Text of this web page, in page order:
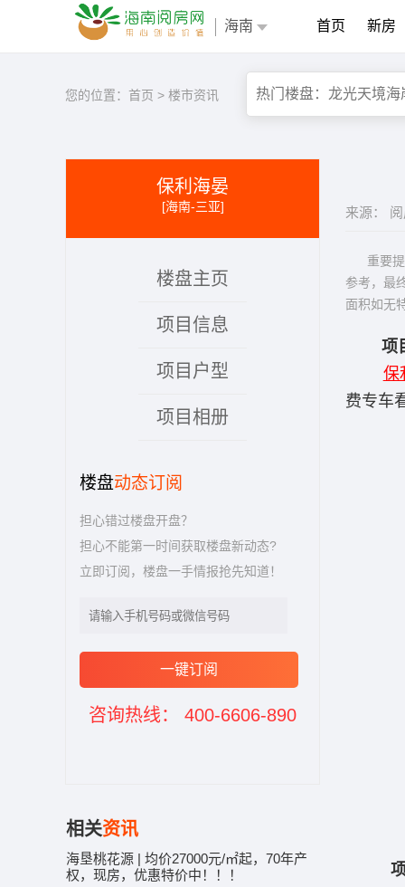
海南 首页 新房
您的位置： 首页 > 楼市资讯
保利海晏
[海南-三亚]
楼盘主页
项目信息
项目户型
项目相册
楼盘动态订阅
担心错过楼盘开盘？
担心不能第一时间获取楼盘新动态?
立即订阅，楼盘一手情报抢先知道！
一键订阅
咨询热线： 400-6606-890
相关资讯
海垦桃花源 | 均价27000元/㎡起，70年产
权，现房，优惠特价中！！！
来源：
重要提
参考，最
面积如无
项
保
费专车